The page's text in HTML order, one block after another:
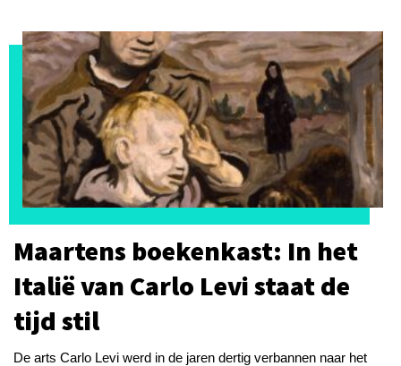
Maartens boekenkast: In het
Italië van Carlo Levi staat de
tijd stil
De arts Carlo Levi werd in de jaren dertig verbannen naar het